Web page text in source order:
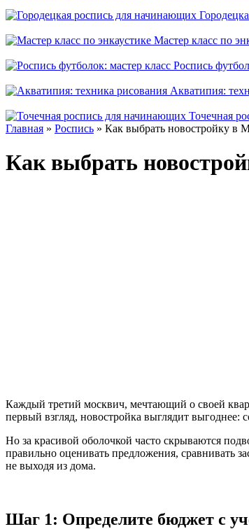
Мастер класс по
Роспись
Акватипия:
Точечная
Главная » Роспись » Как выбрать новостройку в
Как выбрать
Каждый третий москвич, мечтающий о своей
первый взгляд, новостройка выглядит выгоднее:
Но за красивой оболочкой часто скрываются
правильно оценивать предложения, сравнивать
не выходя из дома.
Шаг 1: Определите бюджет с